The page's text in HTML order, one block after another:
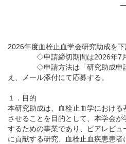
事務手続き（入退会・変更）
リンク
2026年度血栓止血学会研究助成を
◇申請締切期間は2026年7月
◇申請方法は「研究助成申請
え、メール添付にて応募する。
１．目的
本研究助成は、血栓止血学におけ
させることを目的として、本学会
するための事業であり、ピアレビ
に貢献する研究、血栓止血疾患患者